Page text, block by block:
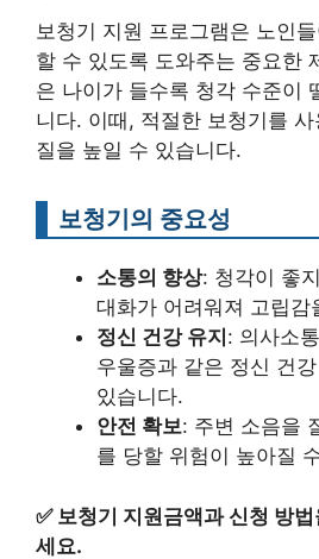
보청기 지원 프로그램은 노인
할 수 있도록 도와주는 중요한
은 나이가 들수록 청각 수준이
니다. 이때, 적절한 보청기를
질을 높일 수 있습니다.
보청기의 중요성
소통의 향상: 청각이 좋
대화가 어려워져 고립감
정신 건강 유지 : 의사소
우울증과 같은 정신 건
있습니다.
안전 확보: 주변 소음을
를 당할 위험이 높아질
✅ 보청기 지원금액과 신청 방
세요.